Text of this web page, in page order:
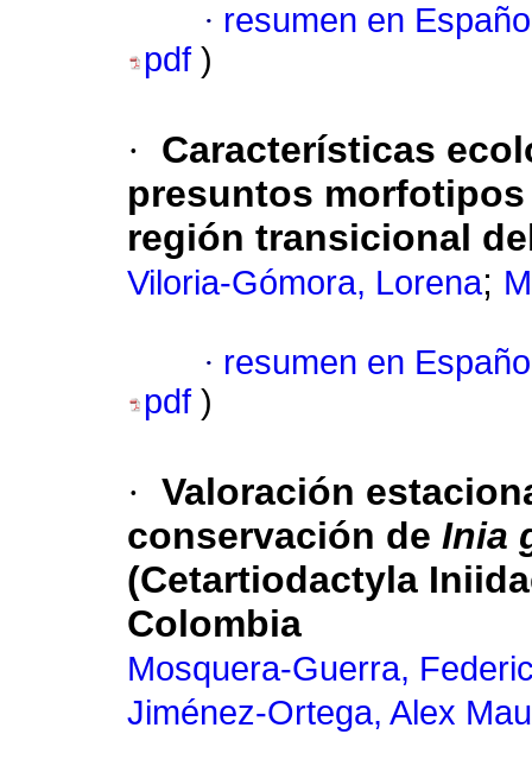
· resumen en
pdf )
·
Características
presuntos
región transicional
Viloria-Gómora, Lorena;
· resumen en
pdf )
· Valoración
conservación de Inia
(Cetartiodactyla
Colombia
Mosquera-Guerra,
Jiménez-Ortega, Alex